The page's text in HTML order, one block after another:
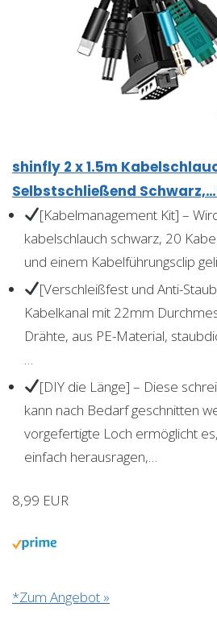
shinfly 2 x 1.5m
Selbstschließend
[Kabelmanagement Kit] –
kabelschlauch schwarz, 20
und einem Kabelführungsclip
[Verschleißfest und Anti-
Kabelkanal mit 22mm
Drähte, aus PE-Material,
…
[DIY die Länge] – Diese
kann nach Bedarf geschnitten
vorgefertigte Loch ermöglicht
einfach herausragen,…
8,99 EUR
*Zum Angebot »